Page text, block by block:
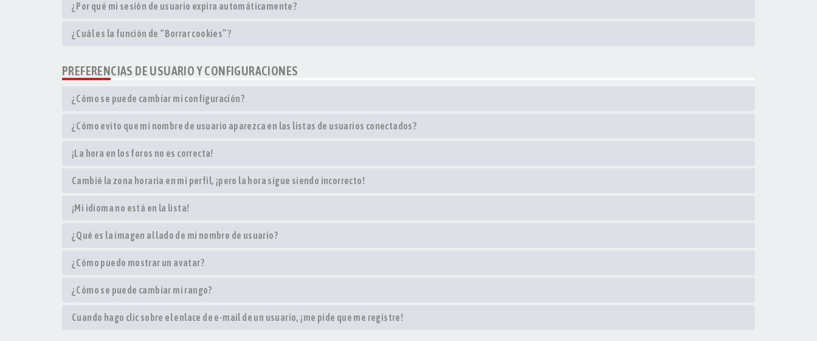
¿Por qué mi sesión de usuario expira automáticamente?
¿Cuál es la función de “Borrar cookies”?
PREFERENCIAS DE USUARIO Y CONFIGURACIONES
¿Cómo se puede cambiar mi configuración?
¿Cómo evito que mi nombre de usuario aparezca en las listas de usuarios conectados?
¡La hora en los foros no es correcta!
Cambié la zona horaria en mi perfil, ¡pero la hora sigue siendo incorrecto!
¡Mi idioma no está en la lista!
¿Qué es la imagen al lado de mi nombre de usuario?
¿Cómo puedo mostrar un avatar?
¿Cómo se puede cambiar mi rango?
Cuando hago clic sobre el enlace de e-mail de un usuario, ¡me pide que me registre!